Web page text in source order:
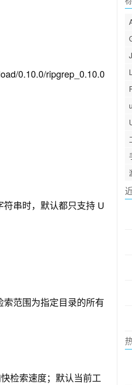
0.10.0/ripgrep_0.10.0
串时，默认都只支持 U
范围为指定目录的所有
检索速度；默认当前工